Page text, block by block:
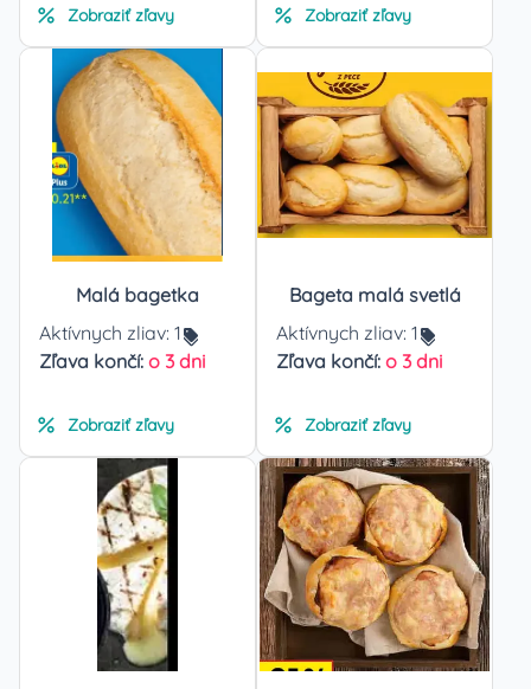
Zobraziť zľavy Zobraziť zľavy
Malá bagetka
Aktívnych zliav: 1
Zľava končí: o 3 dni
Zobraziť zľavy
Bageta malá svetlá
Aktívnych zliav: 1
Zľava končí: o 3 dni
Zobraziť zľavy